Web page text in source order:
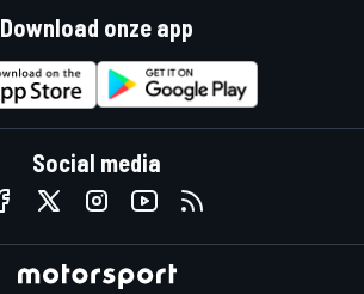
Download onze app
Social media